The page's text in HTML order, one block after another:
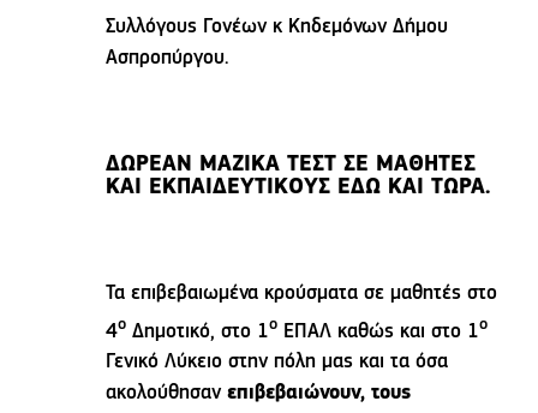
Συλλόγους Γονέων κ Κηδεμόνων Δήμου
Ασπροπύργου.
ΔΩΡΕΑΝ ΜΑΖΙΚΑ ΤΕΣΤ ΣΕ ΜΑΘΗΤΕΣ
ΚΑΙ ΕΚΠΑΙΔΕΥΤΙΚΟΥΣ ΕΔΩ ΚΑΙ ΤΩΡΑ.
Τα επιβεβαιωμένα κρούσματα σε μαθητές στο
4ο Δημοτικό, στο 1ο ΕΠΑΛ καθώς και στο 1ο
Γενικό Λύκειο στην πόλη μας και τα όσα
ακολούθησανεπιβεβαιώνουν, τους